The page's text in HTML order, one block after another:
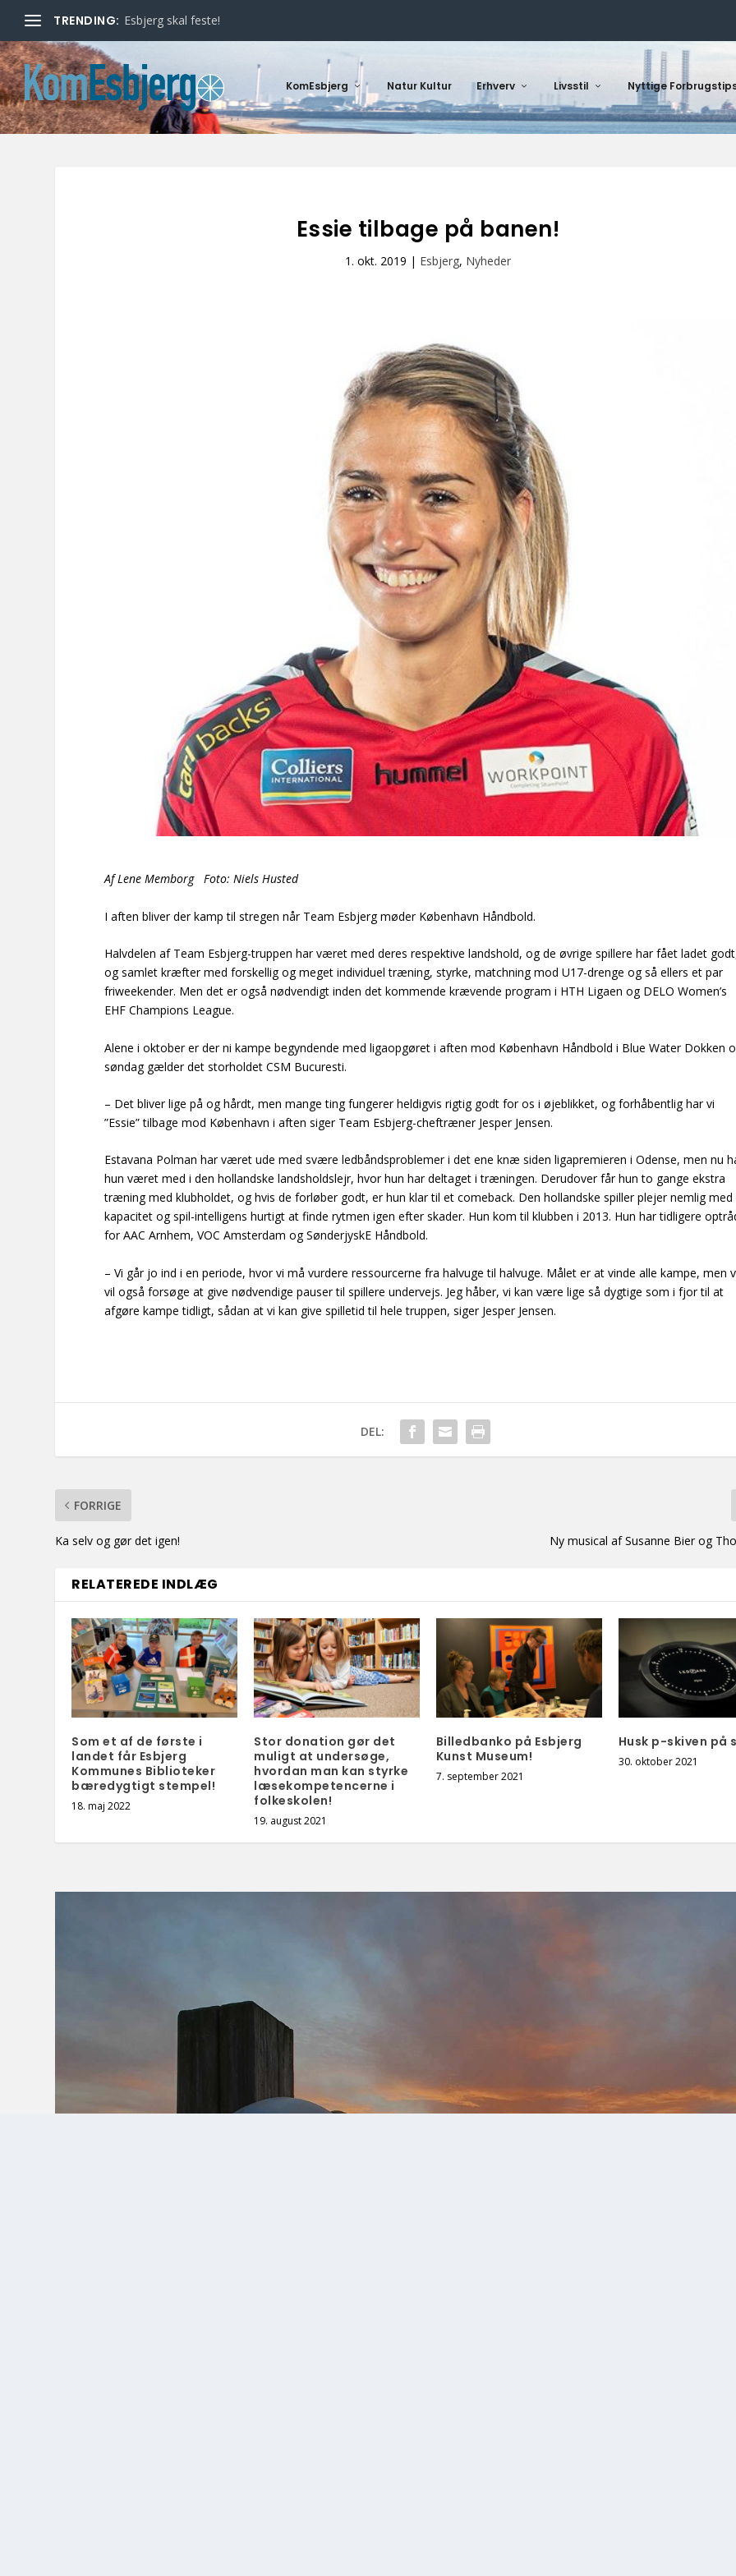
TRENDING: Esbjerg skal feste!
KomEsbjerg Natur Kultur Erhverv Livsstil Nyttige
Essie tilbage på banen!
1. okt. 2019 | Esbjerg, Nyheder
Af Lene Memborg Foto: Niels Husted
I aften bliver der kamp til stregen når Team Esbjerg møder København Håndbold.
Halvdelen af Team Esbjerg-truppen har været med deres respektive landshold, og de øvrige spillere har fået ladet
og samlet kræfter med forskellig og meget individuel træning, styrke, matchning mod U17-drenge og så ellers et par
friweekender. Men det er også nødvendigt inden det kommende krævende program i HTH Ligaen og DELO Women’s
EHF Champions League.
Alene i oktober er der ni kampe begyndende med ligaopgøret i aften mod København Håndbold i Blue Water Dokken
søndag gælder det storholdet CSM Bucuresti.
– Det bliver lige på og hårdt, men mange ting fungerer heldigvis rigtig godt for os i øjeblikket, og forhåbentlig har vi
”Essie” tilbage mod København i aften siger Team Esbjerg-cheftræner Jesper Jensen.
Estavana Polman har været ude med svære ledbåndsproblemer i det ene knæ siden ligapremieren i Odense, men nu
hun været med i den hollandske landsholdslejr, hvor hun har deltaget i træningen. Derudover får hun to gange ekstra
træning med klubholdet, og hvis de forløber godt, er hun klar til et comeback. Den hollandske spiller plejer nemlig med
kapacitet og spil-intelligens hurtigt at finde rytmen igen efter skader. Hun kom til klubben i 2013. Hun har tidligere
for AAC Arnhem, VOC Amsterdam og SønderjyskE Håndbold.
– Vi går jo ind i en periode, hvor vi må vurdere ressourcerne fra halvuge til halvuge. Målet er at vinde alle kampe, men
vil også forsøge at give nødvendige pauser til spillere undervejs. Jeg håber, vi kan være lige så dygtige som i fjor til at
afgøre kampe tidligt, sådan at vi kan give spilletid til hele truppen, siger Jesper Jensen.
DEL:
FORRIGE
Ka selv og gør det igen! Ny musical af Susanne Bier og
RELATEREDE INDLÆG
Som et af de første i
landet får Esbjerg
Kommunes Biblioteker
bæredygtigt stempel!
18. maj 2022
Stor donation gør det
muligt at undersøge,
hvordan man kan styrke
læsekompetencerne i
folkeskolen!
19. august 2021
Billedbanko på Esbjerg
Kunst Museum!
7. september 2021
Husk p-skiven på
30. oktober 2021